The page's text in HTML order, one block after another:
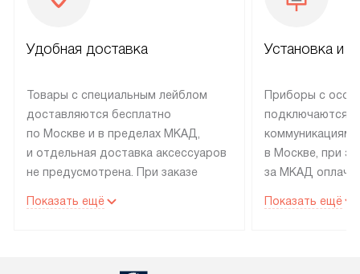
Удобная доставка
Товары с специальным лейблом
доставляются бесплатно
по Москве и в пределах МКАД,
и отдельная доставка аксессуаров
не предусмотрена. При заказе
рекомендуем обсудить
со статусом «В наличии» могут
Показать ещё
Установка и
Приборы с
подключаются к
коммуникациям
в Москве, при
за МКАД
партнера
Показать ещё